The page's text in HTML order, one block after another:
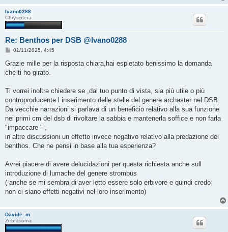
Ivano0288
Chrysiptera
Re: Benthos per DSB @Ivano0288
M
s
a
o
01/11/2025, 4:45
Grazie mille per la risposta chiara,hai espletato benissimo la domanda
che ti ho girato.
Ti vorrei inoltre chiedere se ,dal tuo punto di vista, sia più utile o più
controproducente l inserimento delle stelle del genere archaster nel DSB.
Da vecchie narrazioni si parlava di un beneficio relativo alla sua funzione
nei primi cm del dsb di rivoltare la sabbia e mantenerla soffice e non farla
"impaccare " ,
in altre discussioni un effetto invece negativo relativo alla predazione del
benthos. Che ne pensi in base alla tua esperienza?
Avrei piacere di avere delucidazioni per questa richiesta anche sull
introduzione di lumache del genere strombus
( anche se mi sembra di aver letto essere solo erbivore e quindi credo
non ci siano effetti negativi nel loro inserimento)
Davide_m
Zebrasoma